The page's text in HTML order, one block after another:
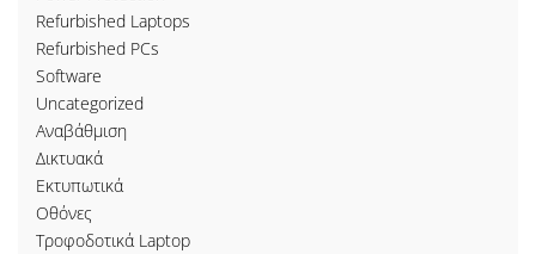
Refurbished Laptops
Refurbished PCs
Software
Uncategorized
Αναβάθμιση
Δικτυακά
Εκτυπωτικά
Οθόνες
Τροφοδοτικά Laptop